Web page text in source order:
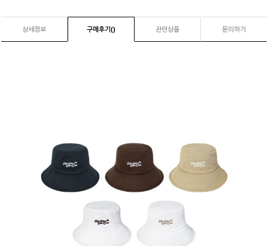
상세정보 구매후기() 관련상품 문의하기